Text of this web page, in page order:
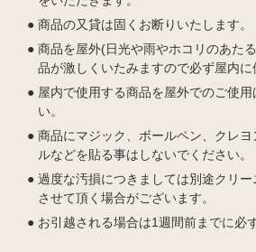
商品の又貸は固くお断りいたします。
商品を屋外(日光や雨やホコリのあた
品が激しくいたみますので必ず屋内に
屋内で使用する商品を屋外でのご使用
い。
商品にマジック、ボールペン、クレ
ルなどを貼る事はしないでください。
過度な汚損につきましては別途クリ
させて頂く場合がございます。
お引越される場合は1週間前までに必